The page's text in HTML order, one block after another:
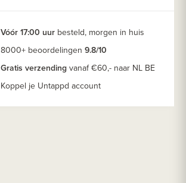
Vóór 17:00 uur besteld, morgen in huis
8000+ beoordelingen 9.8/10
Gratis verzending vanaf €60,- naar NL BE
Koppel je Untappd account